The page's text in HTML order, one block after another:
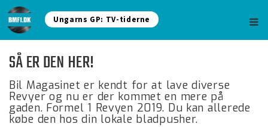
Ungarns GP: TV-tiderne
SÅ ER DEN HER!
Bil Magasinet er kendt for at lave diverse
Revyer og nu er der kommet en mere på
gaden. Formel 1 Revyen 2019. Du kan allerede
købe den hos din lokale bladpusher.